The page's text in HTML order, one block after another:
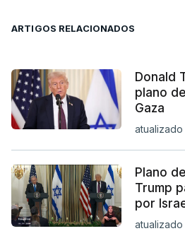
ARTIGOS RELACIONADOS
Donald
plano
Gaza
Plano
Trump
por